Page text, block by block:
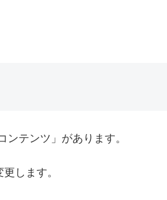
テンツ」があります。
します。